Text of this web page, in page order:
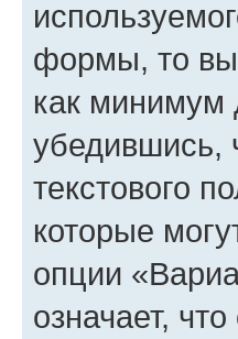
формы, то вы
как минимум
убедившись,
текстового
которые
опции
означает,